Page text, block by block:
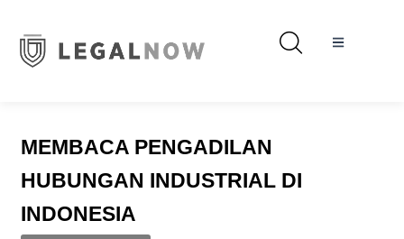
MEMBACA PENGADILAN
HUBUNGAN INDUSTRIAL DI
INDONESIA